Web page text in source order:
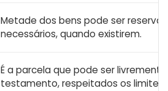
Metade dos bens pode ser
necessários, quando existirem.
É a parcela que pode ser
testamento, respeitados os limites